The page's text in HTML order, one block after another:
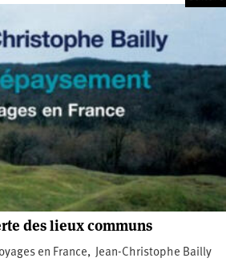
des lieux communs
en France, Jean-Christophe Bailly